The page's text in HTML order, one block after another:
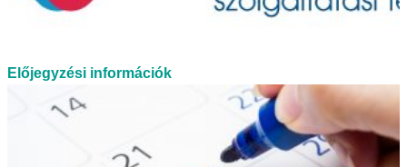
Előjegyzési információk